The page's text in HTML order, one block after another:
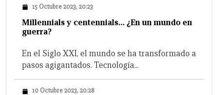
15 Octubre 2023, 20:23
Millennials y centennials… ¿En un mundo en
guerra?
En el Siglo XXI, el mundo se ha transformado a
pasos agigantados. Tecnología...
10 Octubre 2023, 20:28